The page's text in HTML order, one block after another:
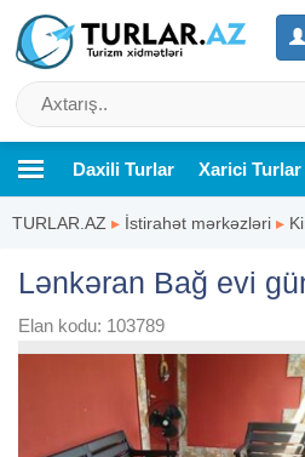
Daxili Turlar Xarici Turlar
TURLAR.AZ ▸ İstirahət mərkəzləri ▸
Lənkəran Bağ evi
Elan kodu: 103789